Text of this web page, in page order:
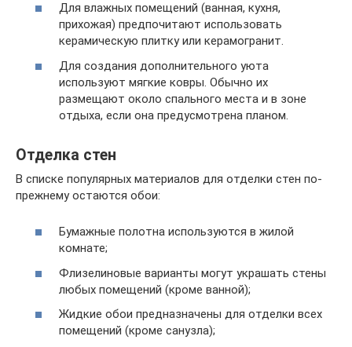
Для влажных помещений (ванная, кухня,
прихожая) предпочитают использовать
керамическую плитку или керамогранит.
Для создания дополнительного уюта
используют мягкие ковры. Обычно их
размещают около спального места и в зоне
отдыха, если она предусмотрена планом.
Отделка стен
В списке популярных материалов для отделки стен по-
прежнему остаются обои:
Бумажные полотна используются в жилой
комнате;
Флизелиновые варианты могут украшать стены
любых помещений (кроме ванной);
Жидкие обои предназначены для отделки всех
помещений (кроме санузла);